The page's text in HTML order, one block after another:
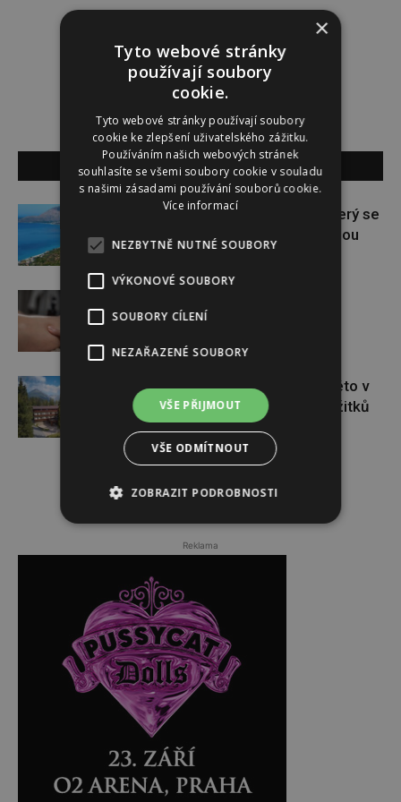
PR ČLÁNEK
SOUVISEJÍCÍ ČLÁNKY
Albánie: Skrytý klenot Evropy, který se
stává novou turistickou hvězdou
Úchvatná příroda i adrenalin. Léto v
Tatrách nabízí celou paletu zážitků
Reklama
×
Tyto webové stránky
používají soubory
cookie.
Tyto webové stránky používají soubory
cookie ke zlepšení uživatelského zážitku.
Používáním našich webových stránek
souhlasíte se všemi soubory cookie v souladu
s našimi zásadami používání souborů cookie.
Více informací
NEZBYTNĚ NUTNÉ SOUBORY
VÝKONOVÉ SOUBORY
SOUBORY CÍLENÍ
NEZAŘAZENÉ SOUBORY
VŠE PŘIJMOUT
VŠE ODMÍTNOUT
ZOBRAZIT PODROBNOSTI